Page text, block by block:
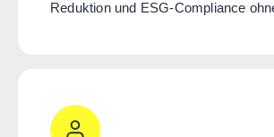
Reduktion und ESG-Compliance